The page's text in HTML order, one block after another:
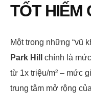
TỐT HIẾM
Một trong những “vũ
Park Hill
chính là
từ 1x triệu/m² – mức
trung tâm mở rộng